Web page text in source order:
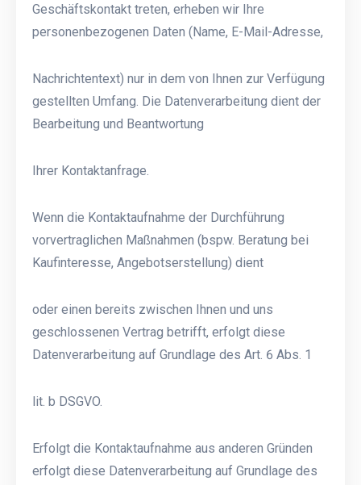
Geschäftskontakt treten, erheben wir Ihre
personenbezogenen Daten (Name, E-Mail-Adresse,
Nachrichtentext) nur in dem von Ihnen zur Verfügung
gestellten Umfang. Die Datenverarbeitung dient der
Bearbeitung und Beantwortung
Ihrer Kontaktanfrage.
Wenn die Kontaktaufnahme der Durchführung
vorvertraglichen Maßnahmen (bspw. Beratung bei
Kaufinteresse, Angebotserstellung) dient
oder einen bereits zwischen Ihnen und uns
geschlossenen Vertrag betrifft, erfolgt diese
Datenverarbeitung auf Grundlage des Art. 6 Abs. 1
lit. b DSGVO.
Erfolgt die Kontaktaufnahme aus anderen Gründen
erfolgt diese Datenverarbeitung auf Grundlage des